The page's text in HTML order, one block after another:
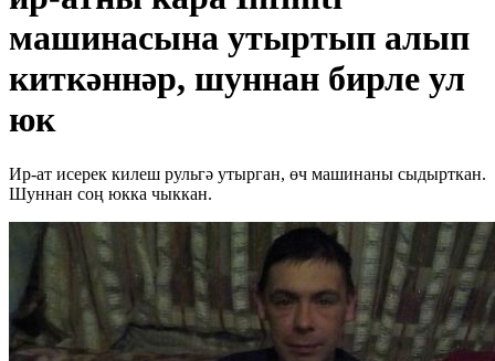
машинасына утыртып алып
киткәннәр, шуннан бирле ул
юк
Ир-ат исерек килеш рульгә утырган, өч машинаны сыдырткан.
Шуннан соң юкка чыккан.